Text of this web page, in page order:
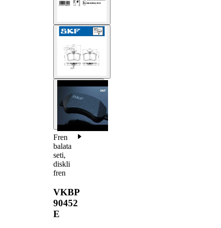
Fren
balata
seti,
diskli
fren
VKBP
90452
E